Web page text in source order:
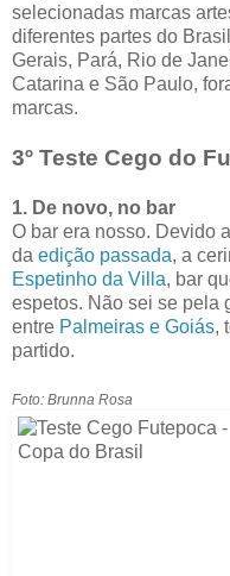
selecionadas marcas
diferentes partes do
Gerais, Pará, Rio de
Catarina e São Paulo,
marcas.
3º Teste Cego do
1. De novo, no bar
O bar era nosso. Devido
da edição passada, a
Espetinho da Villa, bar
espetos. Não sei se pela
entre Palmeiras e Goiás,
partido.
Foto: Brunna Rosa